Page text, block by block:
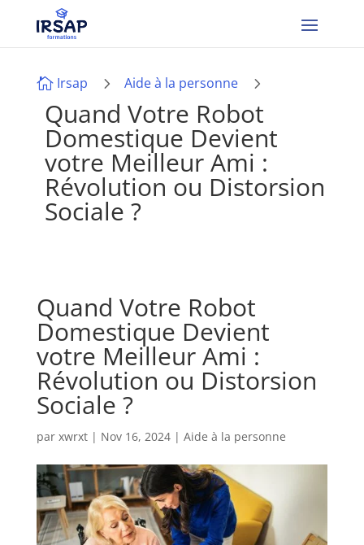
 Irsap 5 Aide à la personne 5
Quand Votre Robot
Domestique Devient
votre Meilleur Ami :
Révolution ou Distorsion
Sociale ?
Quand Votre Robot
Domestique Devient
votre Meilleur Ami :
Révolution ou Distorsion
Sociale ?
par xwrxt| Nov 16, 2024| Aide à la personne